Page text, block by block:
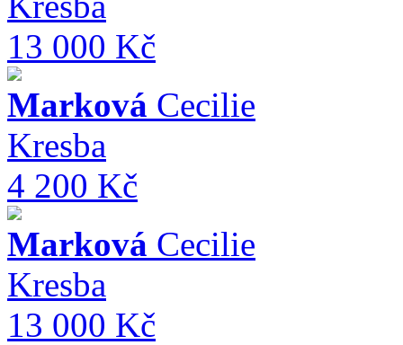
13 000 Kč
Marková Cecilie
Kresba
4 200 Kč
Marková Cecilie
Kresba
13 000 Kč